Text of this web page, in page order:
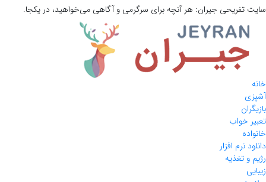
سایت تفریحی جیران: هر آنچه برای سرگرمی و آگاهی می‌خواهید، در یکجا.
خانه
آشپزی
بازیگران
تعبیر خواب
خانواده
دانلود نرم افزار
رژیم و تغذیه
زیبایی